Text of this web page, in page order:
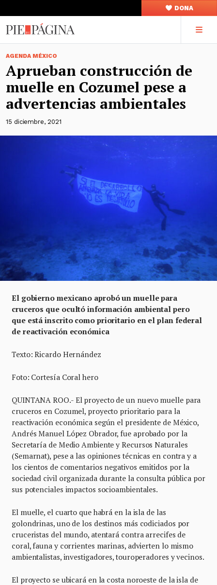
DONA
AGENDA MÉXICO
Aprueban construcción de
muelle en Cozumel pese a
advertencias ambientales
15 diciembre, 2021
El gobierno mexicano aprobó un muelle para
cruceros que ocultó información ambiental pero
que está inscrito como prioritario en el plan federal
de reactivación económica
Texto: Ricardo Hernández
Foto: Cortesía Coral hero
QUINTANA ROO.- El proyecto de un nuevo muelle para
cruceros en Cozumel, proyecto prioritario para la
reactivación económica según el presidente de México,
Andrés Manuel López Obrador, fue aprobado por la
Secretaría de Medio Ambiente y Recursos Naturales
(Semarnat), pese a las opiniones técnicas en contra y a
los cientos de comentarios negativos emitidos por la
sociedad civil organizada durante la consulta pública por
sus potenciales impactos socioambientales.
El muelle, el cuarto que habrá en la isla de las
golondrinas, uno de los destinos más codiciados por
cruceristas del mundo, atentará contra arrecifes de
coral, fauna y corrientes marinas, advierten lo mismo
ambientalistas, investigadores, touroperadores y vecinos.
El proyecto se ubicará en la costa noroeste de la isla de